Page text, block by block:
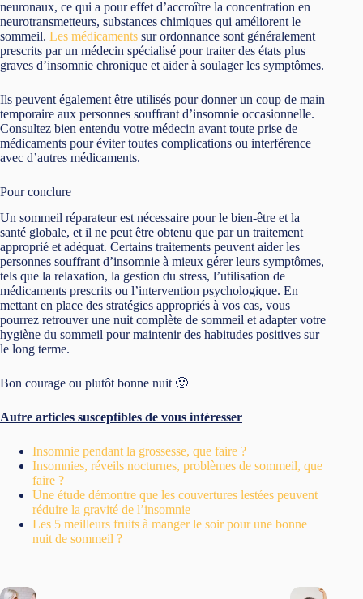
neuronaux, ce qui a pour effet d’accroître la concentration en
neurotransmetteurs, substances chimiques qui améliorent le
sommeil. Les médicaments sur ordonnance sont généralement
prescrits par un médecin spécialisé pour traiter des états plus
graves d’insomnie chronique et aider à soulager les symptômes.
Ils peuvent également être utilisés pour donner un coup de main
temporaire aux personnes souffrant d’insomnie occasionnelle.
Consultez bien entendu votre médecin avant toute prise de
médicaments pour éviter toutes complications ou interférence
avec d’autres médicaments.
Pour conclure
Un sommeil réparateur est nécessaire pour le bien-être et la
santé globale, et il ne peut être obtenu que par un traitement
approprié et adéquat. Certains traitements peuvent aider les
personnes souffrant d’insomnie à mieux gérer leurs symptômes,
tels que la relaxation, la gestion du stress, l’utilisation de
médicaments prescrits ou l’intervention psychologique. En
mettant en place des stratégies appropriés à vos cas, vous
pourrez retrouver une nuit complète de sommeil et adapter votre
hygiène du sommeil pour maintenir des habitudes positives sur
le long terme.
Bon courage ou plutôt bonne nuit 🙂
Autre articles susceptibles de vous intéresser
Insomnie pendant la grossesse, que faire ?
Insomnies, réveils nocturnes, problèmes de sommeil, que
faire ?
Une étude démontre que les couvertures lestées peuvent
réduire la gravité de l’insomnie
Les 5 meilleurs fruits à manger le soir pour une bonne
nuit de sommeil ?